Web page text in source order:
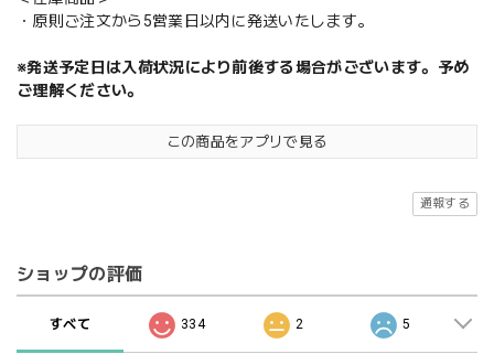
・原則ご注文から5営業日以内に発送いたします。
※発送予定日は入荷状況により前後する場合がございます。予め
ご理解ください。
この商品をアプリで見る
通報する
ショップの評価
すべて 334 2 5